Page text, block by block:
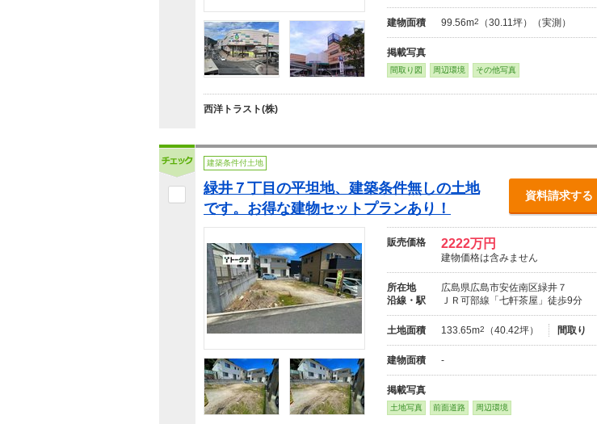
建物面積 99.56m2 （30.11坪）（実測）
掲載写真
間取り図 周辺環境 その他写真
西洋トラスト(株)
建築条件付土地
緑井７丁目の平坦地、建築条件無しの土地
です。お得な建物セットプランあり！
資料請求する
販売価格 2222万円
建物価格は含みません
所在地
広島県広島市安佐南区緑井７
沿線・駅
ＪＲ可部線「七軒茶屋」徒歩9分
土地面積 133.65m2 （40.42坪） 間取り
建物面積 -
掲載写真
土地写真 前面道路 周辺環境